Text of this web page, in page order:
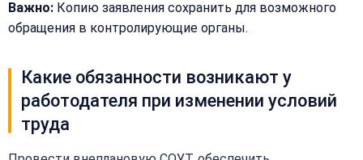
Важно: Копию заявления сохранить для возможного
обращения в контролирующие органы.
Какие обязанности возникают у
работодателя при изменении условий
труда
персональных
данных
Получить расчёт
Согласен на
персональных
Обычно
отвечаем
в течение
15 минут